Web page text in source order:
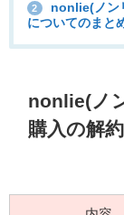
2
nonlie(ノン
についてのまと
nonlie(ノ
購入の解